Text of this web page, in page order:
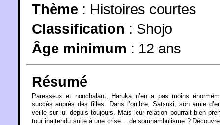
Thème : Histoires courtes
Classification : Shojo
Âge minimum : 12 ans
Résumé
Paresseux et nonchalant, Haruka n’en a pas moins
succès auprès des filles. Dans l’ombre, Satsuki, son amie
veille sur lui depuis toujours. Mais leur relation pourrait bien
tour inattendu suite à une crise… de somnambulisme ?